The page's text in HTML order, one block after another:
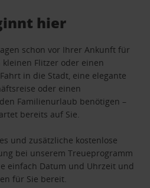
hier
schon vor Ihrer Ankunft für
Flitzer oder einen
in die Stadt, eine elegante
oder einen
Familienurlaub benötigen –
bereits auf Sie.
und zusätzliche kostenlose
bei unserem Treueprogramm
einfach Datum und Uhrzeit und
für Sie bereit.